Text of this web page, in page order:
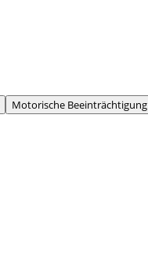
Motorische Beeinträchtigung